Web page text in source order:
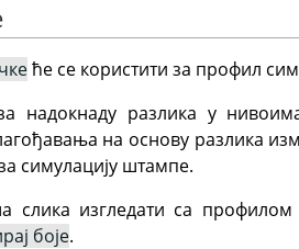
ће се користити за профил
надокнаду разлика у
на основу разлика
симулацију штампе.
слика изгледати са
боје.